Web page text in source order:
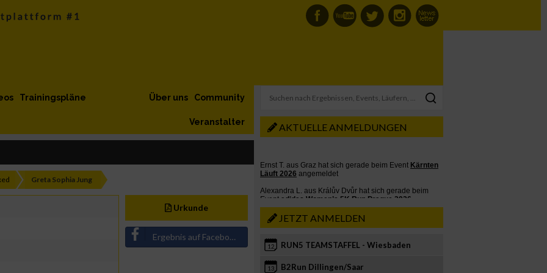
Trainingspläne Community
Über uns
Veranstalter
Greta Sophia Jung
Urkunde
Ergebnis auf Facebook teilen
AKTUELLE ANMELDUNGEN
JETZT ANMELDEN
12 RUN5 TEAMSTAFFEL - Wiesbaden
13 B2Run Dillingen/Saar